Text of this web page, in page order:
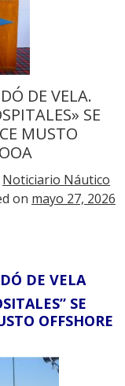
DE VELA.
SE
MUSTO
Noticiario Náutico
on mayo 27, 2026
DE VELA
SE
OFFSHORE